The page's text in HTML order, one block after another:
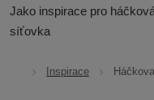
Jako inspirace pro
síťovka
Inspirace